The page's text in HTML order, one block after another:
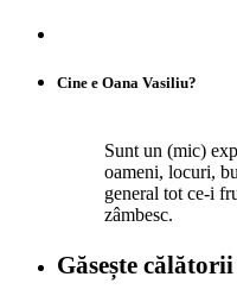
Cine e Oana Vasiliu?
Sunt un (mic)
oameni, locuri,
general tot ce-i
zâmbesc.
Găsește